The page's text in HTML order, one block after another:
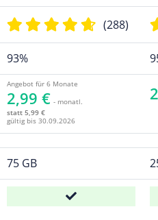
(288)
93%
Angebot für 6 Monate
2,99 € - monatl.
statt 5,99 €
gültig bis 30.09.2026
75 GB